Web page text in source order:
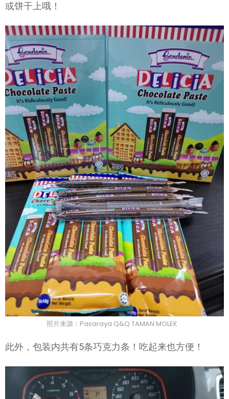
或饼干上哦！
照片来源：Pasaraya Q&Q TAMAN MOLEK
此外，包装内共有5条巧克力条！吃起来也方便！